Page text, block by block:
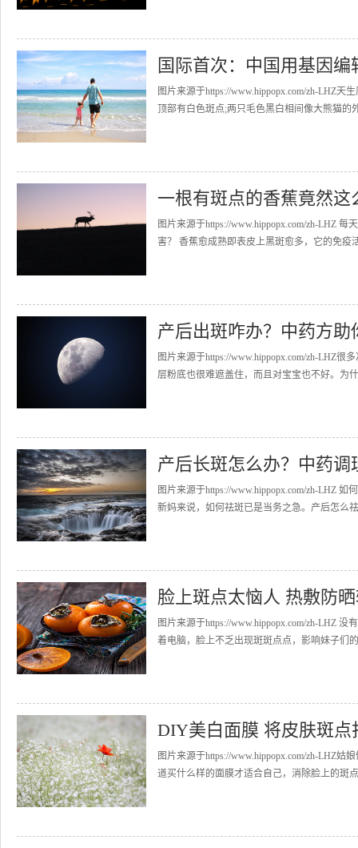
国际首次：中国用基因
图片来源于https://www.hippopx.com/zh-LHZ
顶部有白色斑点;两只毛色黑白相间像大熊猫的
一根有斑点的香蕉竟然
图片来源于https://www.hippopx.com/zh-LHZ
害？ 香蕉愈成熟即表皮上黑斑愈多，它的免疫
产后出斑咋办？中药方助
图片来源于https://www.hippopx.com/zh-LHZ
层粉底也很难遮盖住，而且对宝宝也不好。为
产后长斑怎么办？中药调
图片来源于https://www.hippopx.com/zh-LHZ
新妈来说，如何祛斑已是当务之急。产后怎么
脸上斑点太恼人 热敷防
图片来源于https://www.hippopx.com/zh-LHZ
着电脑，脸上不乏出现斑斑点点，影响妹子们
DIY美白面膜 将皮肤斑点
图片来源于https://www.hippopx.com/zh-LHZ
道买什么样的面膜才适合自己，消除脸上的斑